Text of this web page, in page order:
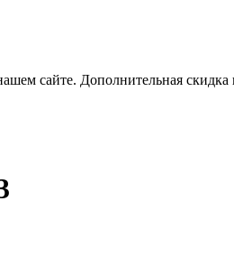
сайте. Дополнительная скидка